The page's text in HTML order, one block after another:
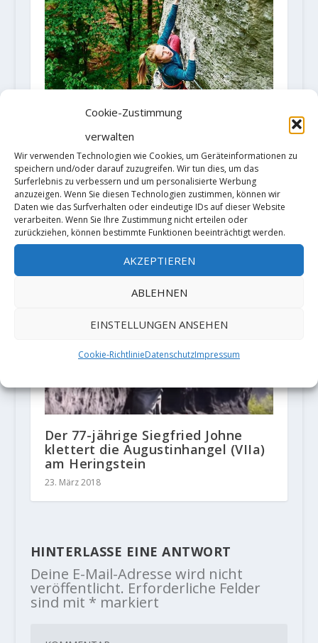
Cookie-Zustimmung
verwalten
Wir verwenden Technologien wie Cookies, um Geräteinformationen zu
speichern und/oder darauf zuzugreifen. Wir tun dies, um das
Surferlebnis zu verbessern und um personalisierte Werbung
anzuzeigen. Wenn Sie diesen Technologien zustimmen, können wir
Daten wie das Surfverhalten oder eindeutige IDs auf dieser Website
verarbeiten. Wenn Sie Ihre Zustimmung nicht erteilen oder
zurückziehen, können bestimmte Funktionen beeinträchtigt werden.
AKZEPTIEREN
ABLEHNEN
EINSTELLUNGEN ANSEHEN
Cookie-RichtlinieDatenschutzImpressum
Martina Demmel klettert fünf 8c-
Routen
1. Juni 2020
Der 77-jährige Siegfried Johne
klettert die Augustinhangel (VIIa)
am Heringstein
23. März 2018
HINTERLASSE EINE ANTWORT
Deine E-Mail-Adresse wird nicht
veröffentlicht. Erforderliche Felder
sind mit * markiert